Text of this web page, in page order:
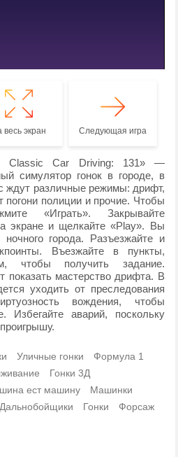
весь экран Следующая игра
Classic Car Driving: 131» —
симулятор гонок в городе, в
ждут различные режимы: дрифт,
погони полиции и прочие. Чтобы
«Играть». Закрывайте
экране и щелкайте «Play». Вы
города. Разъезжайте и
Въезжайте в пункты,
чтобы получить задание.
показать мастерство дрифта. В
уходить от преследования
вождения, чтобы
Избегайте аварий, поскольку
Уличные гонки
Формула 1
Гонки 3Д
ест машину
Машинки
Дальнобойщики Гонки Форсаж